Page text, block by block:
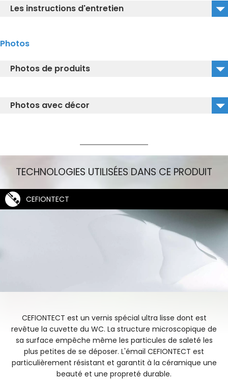
Les instructions d'entretien
Photos
Photos de produits
Photos avec décor
TECHNOLOGIES UTILISÉES DANS CE PRODUIT
CEFIONTECT
CEFIONTECT est un vernis spécial ultra lisse dont est
revêtue la cuvette du WC. La structure microscopique de
sa surface empêche même les particules de saleté les
plus petites de se déposer. L'émail CEFIONTECT est
particulièrement résistant et garantit à la céramique une
beauté et une propreté durable.